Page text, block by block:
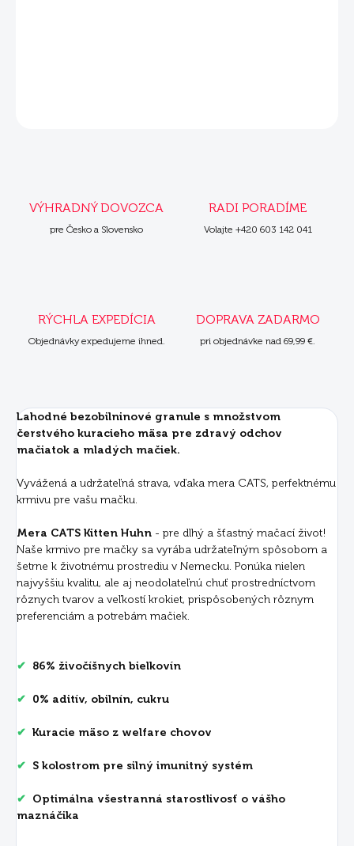
VÝHRADNÝ DOVOZCA
pre Česko a Slovensko
RADI PORADÍME
Volajte +420 603 142 041
RÝCHLA EXPEDÍCIA
Objednávky expedujeme ihned.
DOPRAVA ZADARMO
pri objednávke nad 69,99 €.
Lahodné bezobilninové granule s množstvom
čerstvého kuracieho mäsa pre zdravý odchov
mačiatok a mladých mačiek.
Vyvážená a udržateľná strava, vďaka mera CATS, perfektnému
krmivu pre vašu mačku.
Mera CATS Kitten Huhn - pre dlhý a šťastný mačací život!
Naše krmivo pre mačky sa vyrába udržateľným spôsobom a
šetrne k životnému prostrediu v Nemecku. Ponúka nielen
najvyššiu kvalitu, ale aj neodolateľnú chuť prostredníctvom
rôznych tvarov a veľkostí krokiet, prispôsobených rôznym
preferenciám a potrebám mačiek.
✔ 86% živočíšnych bielkovín
✔ 0% aditív, obilnín, cukru
✔ Kuracie mäso z welfare chovov
✔ S kolostrom pre silný imunitný systém
✔ Optimálna všestranná starostlivosť o vášho
maznáčika